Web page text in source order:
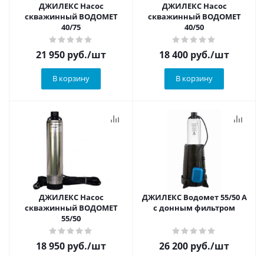
ДЖИЛЕКС Насос
скважинный ВОДОМЕТ
40/75
21 950 руб./шт
В корзину
ДЖИЛЕКС Насос
скважинный ВОДОМЕТ
40/50
18 400 руб./шт
В корзину
ДЖИЛЕКС Насос
скважинный ВОДОМЕТ
55/50
18 950 руб./шт
ДЖИЛЕКС Водомет 55/50 А
с донным фильтром
26 200 руб./шт